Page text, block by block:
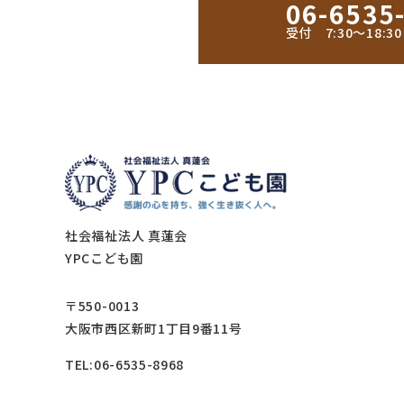
06-
受付 7:30〜18:30
社会福祉法人 真蓮会
YPCこども園
〒550-0013
大阪市西区新町1丁目9番11号
TEL:06-6535-8968